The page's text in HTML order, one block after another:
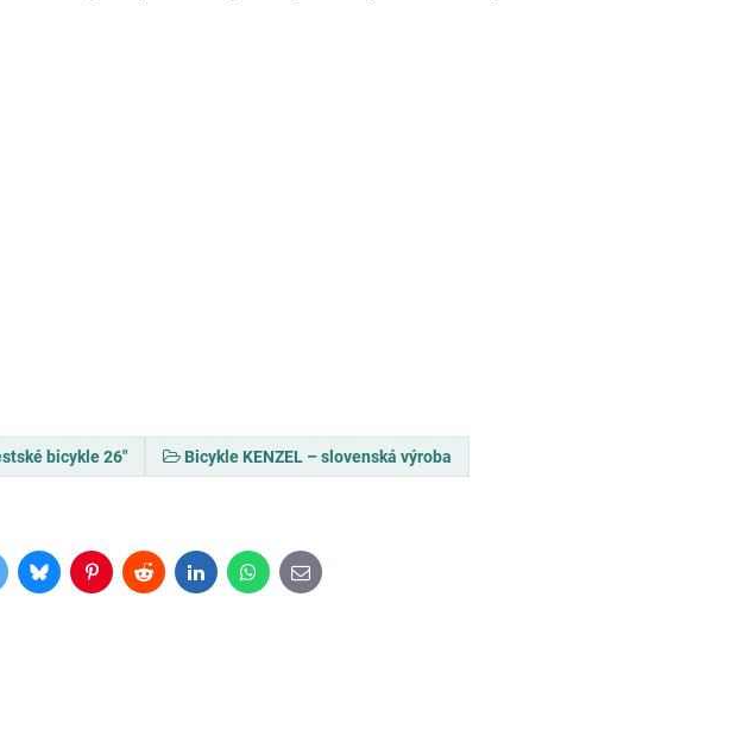
bicykle 26" Bicykle KENZEL – slovenská výroba
BlueskyPinterestRedditLinkedInWhatsApp
E-
mail